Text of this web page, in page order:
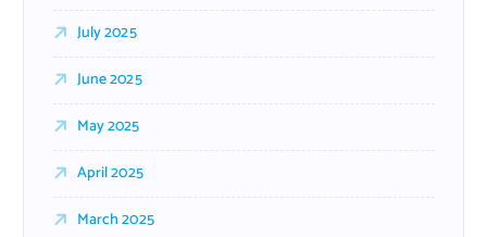
July 2025
June 2025
May 2025
April 2025
March 2025